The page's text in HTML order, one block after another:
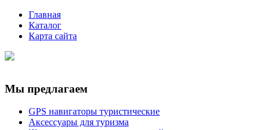
Главная
Каталог
Карта сайта
Мы предлагаем
GPS навигаторы туристические
Аксессуары для туризма